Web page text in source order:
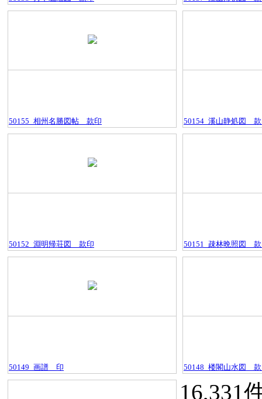
50155_相州名勝図帖＿款印 50154_溪山静処図＿
50152_淵明帰荘図＿款印 50151_疎林晩照図＿
50149_画譜＿印 50148_楼閣山水図＿
16,331